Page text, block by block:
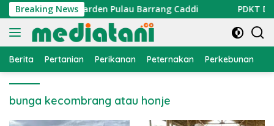
Langsung
ke
konten
Breaking News
di Coral Garden Pulau Barrang Caddi PDKT
Berita Pertanian Perikanan Peternakan Perkebunan
bunga kecombrang atau honje